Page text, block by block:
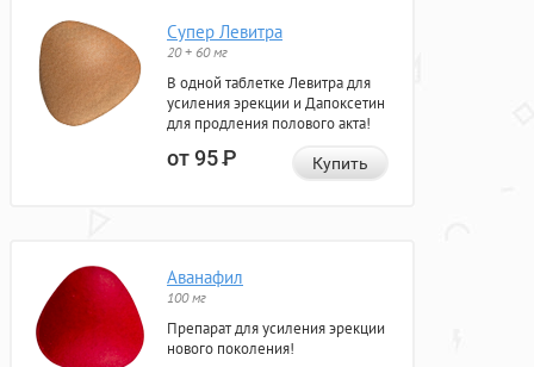
Супер Левитра
20 + 60 мг
В одной таблетке Левитра для
усиления эрекции и Дапоксетин
для продления полового акта!
от 95Р Купить
Аванафил
100 мг
Препарат для усиления эрекции
нового поколения!